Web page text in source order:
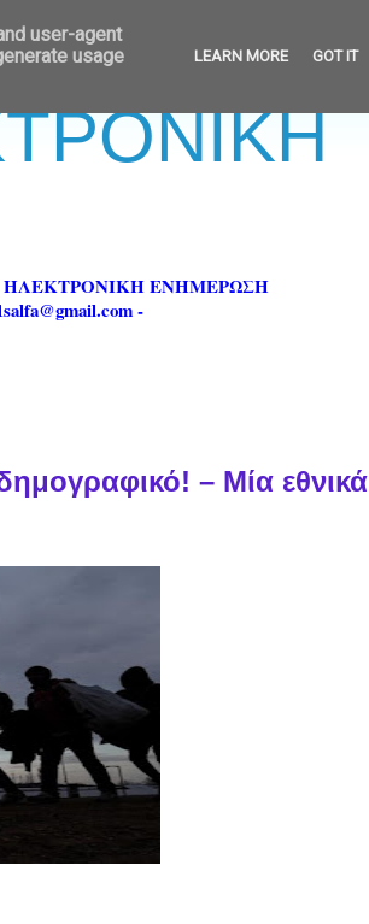
ΗΛΕΚΤΡΟΝΙΚΗ ΕΝΗΜΕΡΩΣΗ
-
– Μία εθνικά
user-agent
usage
LEARN MORE GOT IT